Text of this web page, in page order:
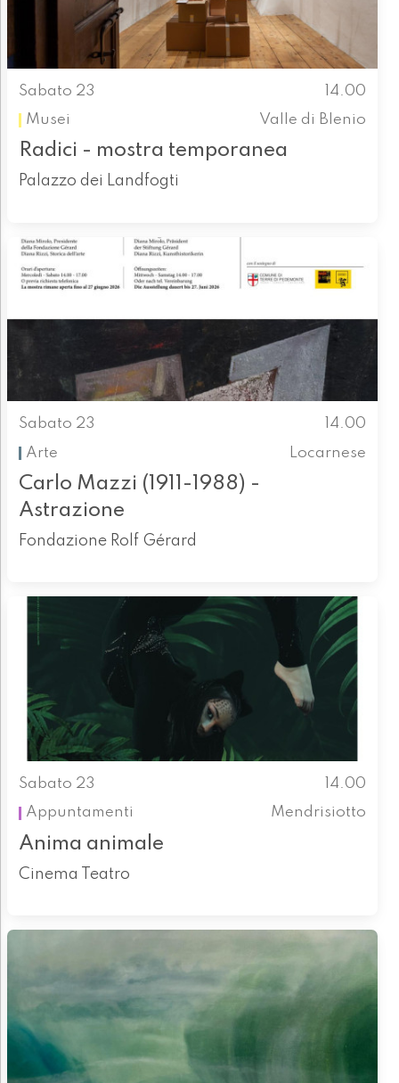
Sabato 23
14.00
Musei
Valle di Blenio
Radici - mostra temporanea
Palazzo dei Landfogti
Sabato 23
14.00
Arte
Locarnese
Carlo Mazzi (1911-1988) -
Astrazione
Fondazione Rolf Gérard
Sabato 23
14.00
Appuntamenti
Mendrisiotto
Anima animale
Cinema Teatro